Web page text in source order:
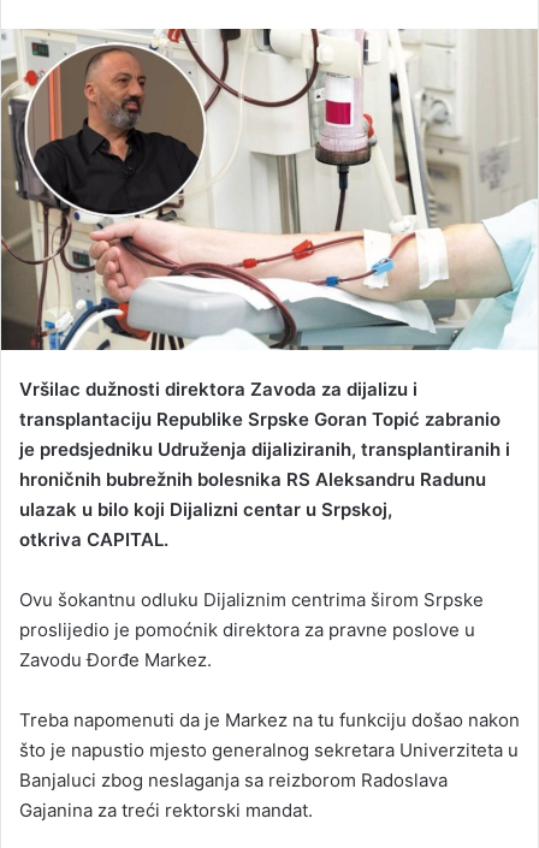
n
n
m
a
i
l
Vršilac dužnosti direktora Zavoda za dijalizu i
transplantaciju Republike Srpske Goran Topić zabranio
je predsjedniku Udruženja dijaliziranih, transplantiranih i
hroničnih bubrežnih bolesnika RS Aleksandru Radunu
ulazak u bilo koji Dijalizni centar u Srpskoj,
otkriva CAPITAL.
Ovu šokantnu odluku Dijaliznim centrima širom Srpske
proslijedio je pomoćnik direktora za pravne poslove u
Zavodu Đorđe Markez.
Treba napomenuti da je Markez na tu funkciju došao nakon
što je napustio mjesto generalnog sekretara Univerziteta u
Banjaluci zbog neslaganja sa reizborom Radoslava
Gajanina za treći rektorski mandat.